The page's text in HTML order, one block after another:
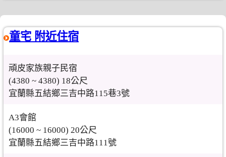
童宅 附近住宿
頑皮家族親子民宿
(4380 ~ 4380) 18公尺
宜蘭縣五結鄉三吉中路115巷3號
A3會館
(16000 ~ 16000) 20公尺
宜蘭縣五結鄉三吉中路111號